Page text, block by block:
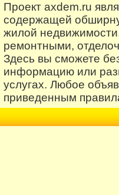
Проект axdem.ru
содержащей
жилой
ремонтными,
Здесь вы сможете
информацию или
услугах. Любое
приведенным